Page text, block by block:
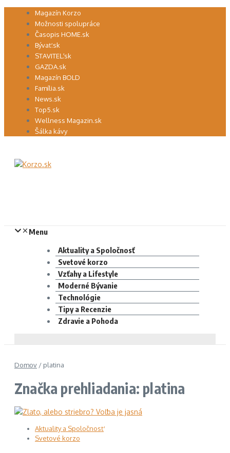
Preskočiť Magazín Korzo
Možnosti spolupráce
Časopis HOME.sk
Bývať.sk
STAVITEĽ.sk
GAZDA.sk
Magazín BOLD
Família.sk
News.sk
Top5.sk
Wellness Magazin.sk
Šálka kávy
Menu
Aktuality a Spoločnosť
Svetové korzo
Vzťahy a Lifestyle
Moderné Bývanie
Technológie
Tipy a Recenzie
Zdravie a Pohoda
Domov / platina
Značka prehliadania: platina
Aktuality a Spoločnosť
Svetové korzo